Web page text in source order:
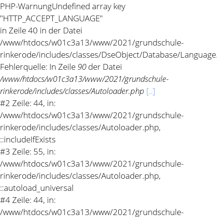
PHP-WarnungUndefined array key
"HTTP_ACCEPT_LANGUAGE"
in Zeile 40 in der Datei
/www/htdocs/w01c3a13/www/2021/grundschule-
rinkerode/includes/classes/DseObject/Database/
Fehlerquelle: In Zeile 90 der Datei
/www/htdocs/w01c3a13/www/2021/grundschule-
rinkerode/includes/classes/Autoloader.php [..]
#2 Zeile: 44, in:
/www/htdocs/w01c3a13/www/2021/grundschule-
rinkerode/includes/classes/Autoloader.php,
::includeIfExists
#3 Zeile: 55, in:
/www/htdocs/w01c3a13/www/2021/grundschule-
rinkerode/includes/classes/Autoloader.php,
::autoload_universal
#4 Zeile: 44, in:
/www/htdocs/w01c3a13/www/2021/grundschule-